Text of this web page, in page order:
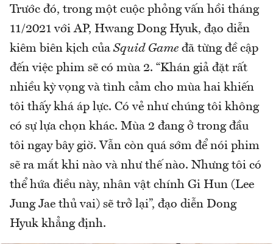
Trước đó, trong một cuộc phỏng vấn hồi tháng
11/2021 với AP, Hwang Dong Hyuk, đạo diễn
kiêm biên kịch củaSquid Game đã từng đề cập
đến việc phim sẽ có mùa 2. “Khán giả đặt rất
nhiều kỳ vọng và tình cảm cho mùa hai khiến
tôi thấy khá áp lực. Có vẻ như chúng tôi không
có sự lựa chọn khác. Mùa 2 đang ở trong đầu
tôi ngay bây giờ. Vẫn còn quá sớm để nói phim
sẽ ra mắt khi nào và như thế nào. Nhưng tôi có
thể hứa điều này, nhân vật chính Gi Hun (Lee
Jung Jae thủ vai) sẽ trở lại”, đạo diễn Dong
Hyuk khẳng định.